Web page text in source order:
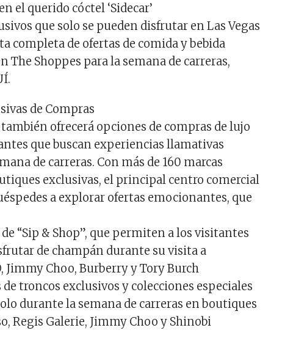
el querido cóctel ‘Sidecar’
que solo se pueden disfrutar en Las Vegas
completa de ofertas de comida y bebida
The Shoppes para la semana de carreras,
de Compras
ofrecerá opciones de compras de lujo
que buscan experiencias llamativas
de carreras. Con más de 160 marcas
exclusivas, el principal centro comercial
a explorar ofertas emocionantes, que
“Sip & Shop”, que permiten a los visitantes
de champán durante su visita a
Jimmy Choo, Burberry y Tory Burch
troncos exclusivos y colecciones especiales
durante la semana de carreras en boutiques
Regis Galerie, Jimmy Choo y Shinobi